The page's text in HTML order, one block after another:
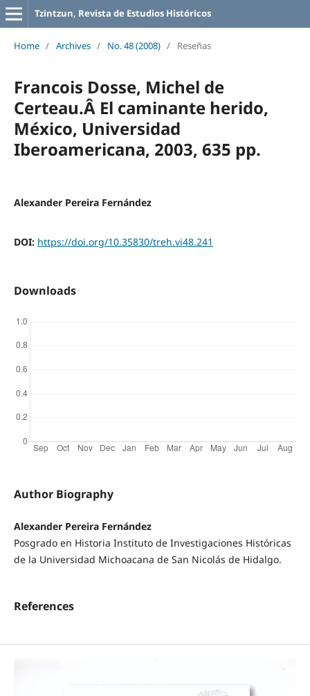
Tzintzun, Revista de Estudios Históricos
Home / Archives / No. 48 (2008) / Reseñas
Francois Dosse, Michel de
Certeau.Â El caminante herido,
México, Universidad
Iberoamericana, 2003, 635 pp.
Alexander Pereira Fernández
DOI: https://doi.org/10.35830/treh.vi48.241
Downloads
Author Biography
Alexander Pereira Fernández
Posgrado en Historia Instituto de Investigaciones Históricas
de la Universidad Michoacana de San Nicolás de Hidalgo.
References